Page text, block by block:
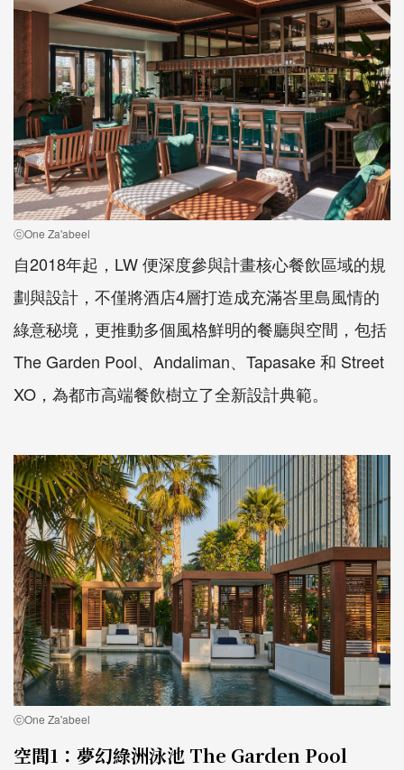
ⓒOne Za'abeel
自2018年起，LW 便深度參與計畫核心餐飲區域的規
劃與設計，不僅將酒店4層打造成充滿峇里島風情的
綠意秘境，更推動多個風格鮮明的餐廳與空間，包括
The Garden Pool、Andaliman、Tapasake 和 Street
XO，為都市高端餐飲樹立了全新設計典範。
ⓒOne Za'abeel
空間1：夢幻綠洲泳池 The Garden Pool